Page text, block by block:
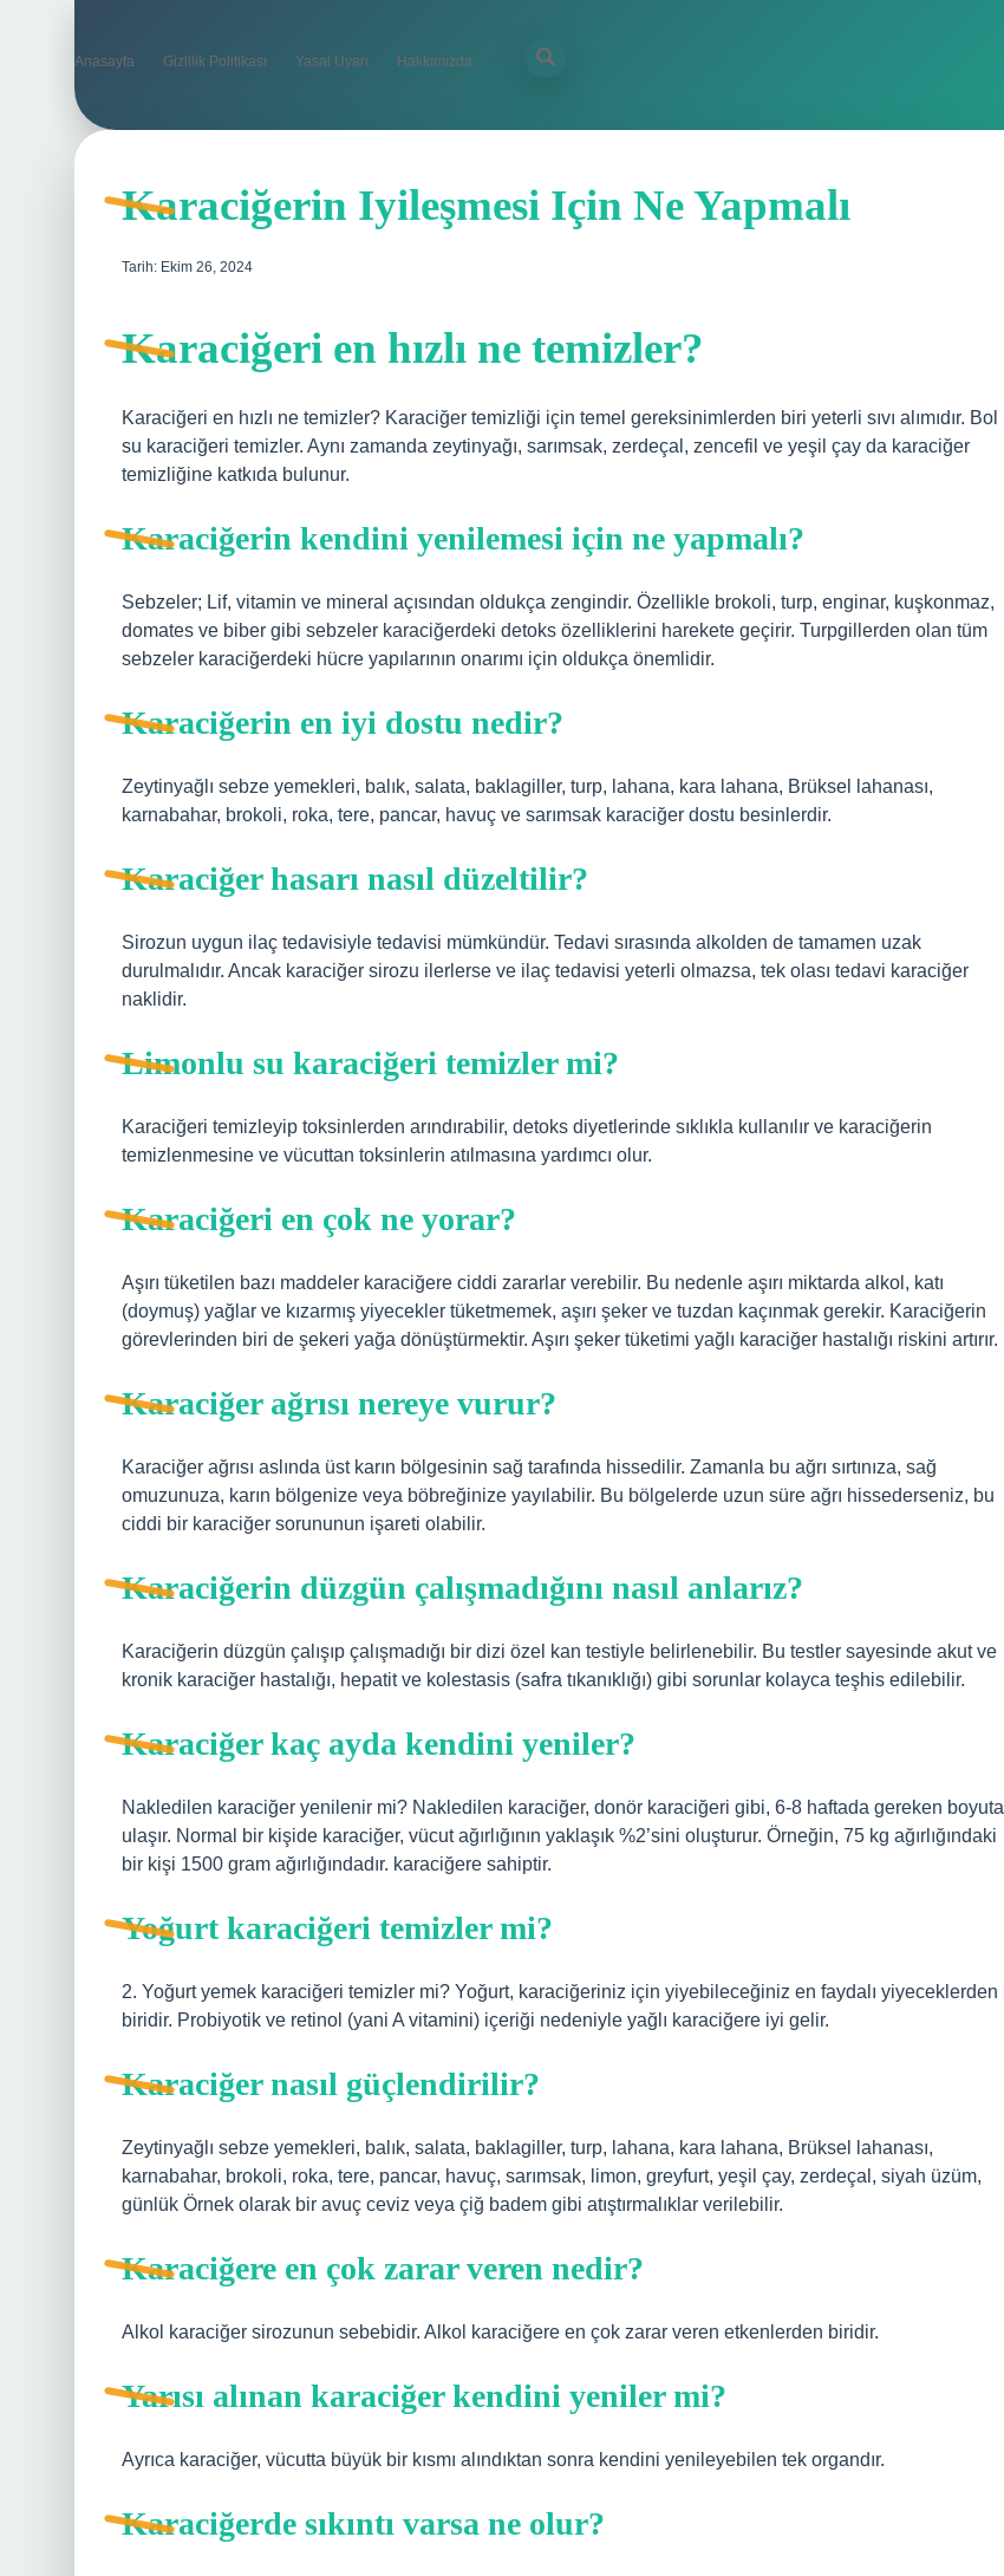
Anasayfa Gizlilik Politikası Yasal Uyarı Hakkımızda
Karaciğerin Iyileşmesi Için Ne Yapmalı
Tarih: Ekim 26, 2024
Karaciğeri en hızlı ne temizler?
Karaciğeri en hızlı ne temizler? Karaciğer temizliği için temel gereksinimlerden biri yeterli sıvı alımıdır. Bol
su karaciğeri temizler. Aynı zamanda zeytinyağı, sarımsak, zerdeçal, zencefil ve yeşil çay da karaciğer
temizliğine katkıda bulunur.
Karaciğerin kendini yenilemesi için ne yapmalı?
Sebzeler; Lif, vitamin ve mineral açısından oldukça zengindir. Özellikle brokoli, turp, enginar, kuşkonmaz,
domates ve biber gibi sebzeler karaciğerdeki detoks özelliklerini harekete geçirir. Turpgillerden olan tüm
sebzeler karaciğerdeki hücre yapılarının onarımı için oldukça önemlidir.
Karaciğerin en iyi dostu nedir?
Zeytinyağlı sebze yemekleri, balık, salata, baklagiller, turp, lahana, kara lahana, Brüksel lahanası,
karnabahar, brokoli, roka, tere, pancar, havuç ve sarımsak karaciğer dostu besinlerdir.
Karaciğer hasarı nasıl düzeltilir?
Sirozun uygun ilaç tedavisiyle tedavisi mümkündür. Tedavi sırasında alkolden de tamamen uzak
durulmalıdır. Ancak karaciğer sirozu ilerlerse ve ilaç tedavisi yeterli olmazsa, tek olası tedavi karaciğer
naklidir.
Limonlu su karaciğeri temizler mi?
Karaciğeri temizleyip toksinlerden arındırabilir, detoks diyetlerinde sıklıkla kullanılır ve karaciğerin
temizlenmesine ve vücuttan toksinlerin atılmasına yardımcı olur.
Karaciğeri en çok ne yorar?
Aşırı tüketilen bazı maddeler karaciğere ciddi zararlar verebilir. Bu nedenle aşırı miktarda alkol, katı
(doymuş) yağlar ve kızarmış yiyecekler tüketmemek, aşırı şeker ve tuzdan kaçınmak gerekir. Karaciğerin
görevlerinden biri de şekeri yağa dönüştürmektir. Aşırı şeker tüketimi yağlı karaciğer hastalığı riskini artırır.
Karaciğer ağrısı nereye vurur?
Karaciğer ağrısı aslında üst karın bölgesinin sağ tarafında hissedilir. Zamanla bu ağrı sırtınıza, sağ
omuzunuza, karın bölgenize veya böbreğinize yayılabilir. Bu bölgelerde uzun süre ağrı hissederseniz, bu
ciddi bir karaciğer sorununun işareti olabilir.
Karaciğerin düzgün çalışmadığını nasıl anlarız?
Karaciğerin düzgün çalışıp çalışmadığı bir dizi özel kan testiyle belirlenebilir. Bu testler sayesinde akut ve
kronik karaciğer hastalığı, hepatit ve kolestasis (safra tıkanıklığı) gibi sorunlar kolayca teşhis edilebilir.
Karaciğer kaç ayda kendini yeniler?
Nakledilen karaciğer yenilenir mi? Nakledilen karaciğer, donör karaciğeri gibi, 6-8 haftada gereken boyuta
ulaşır. Normal bir kişide karaciğer, vücut ağırlığının yaklaşık %2’sini oluşturur. Örneğin, 75 kg ağırlığındaki
bir kişi 1500 gram ağırlığındadır. karaciğere sahiptir.
Yoğurt karaciğeri temizler mi?
2. Yoğurt yemek karaciğeri temizler mi? Yoğurt, karaciğeriniz için yiyebileceğiniz en faydalı yiyeceklerden
biridir. Probiyotik ve retinol (yani A vitamini) içeriği nedeniyle yağlı karaciğere iyi gelir.
Karaciğer nasıl güçlendirilir?
Zeytinyağlı sebze yemekleri, balık, salata, baklagiller, turp, lahana, kara lahana, Brüksel lahanası,
karnabahar, brokoli, roka, tere, pancar, havuç, sarımsak, limon, greyfurt, yeşil çay, zerdeçal, siyah üzüm,
günlük Örnek olarak bir avuç ceviz veya çiğ badem gibi atıştırmalıklar verilebilir.
Karaciğere en çok zarar veren nedir?
Alkol karaciğer sirozunun sebebidir. Alkol karaciğere en çok zarar veren etkenlerden biridir.
Yarısı alınan karaciğer kendini yeniler mi?
Ayrıca karaciğer, vücutta büyük bir kısmı alındıktan sonra kendini yenileyebilen tek organdır.
Karaciğerde sıkıntı varsa ne olur?